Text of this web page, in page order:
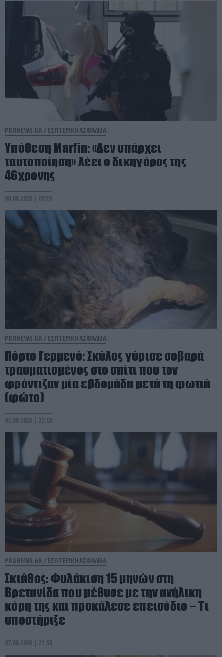
PRONEWS.GR / ΕΣΩΤΕΡΙΚΗ ΑΣΦΑΛΕΙΑ
Υπόθεση Marfin: «Δεν υπάρχει
ταυτοποίηση» λέει ο δικηγόρος της
46χρονης
08.08.2026 | 09:01
PRONEWS.GR / ΕΣΩΤΕΡΙΚΗ ΑΣΦΑΛΕΙΑ
Πόρτο Γερμενό: Σκύλος γύρισε σοβαρά
τραυματισμένος στο σπίτι που τον
φρόντιζαν μία εβδομάδα μετά τη φωτιά
(φώτο)
07.08.2026 | 22:05
PRONEWS.GR / ΕΣΩΤΕΡΙΚΗ ΑΣΦΑΛΕΙΑ
Σκιάθος: Φυλάκιση 15 μηνών στη
Βρετανίδα που μέθυσε με την ανήλικη
κόρη της και προκάλεσε επεισόδιο – Τι
υποστήριξε
07.08.2026 | 21:55